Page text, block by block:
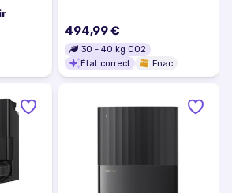
494,99 €
30 - 40 kg CO2
État correct
Fnac